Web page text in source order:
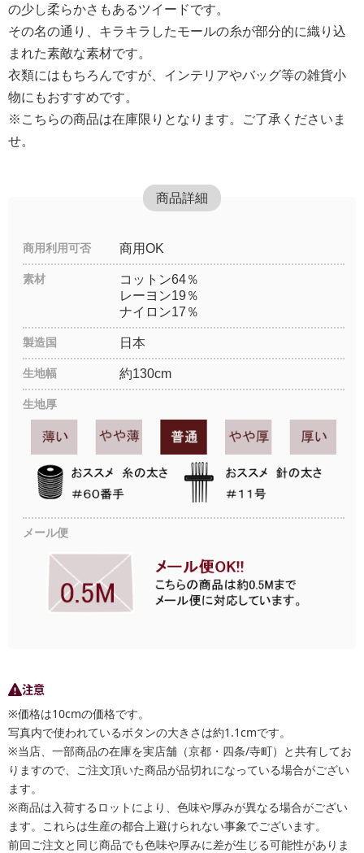
の少し柔らかさもあるツイードです。
その名の通り、キラキラしたモールの糸が部分的に織り込
まれた素敵な素材です。
衣類にはもちろんですが、インテリアやバッグ等の雑貨小
物にもおすすめです。
※こちらの商品は在庫限りとなります。ご了承くださいま
せ。
商品詳細
商用利用可否 商用OK
素材
コットン64％
レーヨン19％
ナイロン17％
製造国 日本
生地幅 約130cm
生地厚
メール便
注意
※価格は10cmの価格です。
写真内で使われているボタンの大きさは約1.1cmです。
※当店、一部商品の在庫を実店舗（京都・四条/寺町）と共有してお
りますので、ご注文頂いた商品が品切れになっている場合がござい
ます。
※商品は入荷するロットにより、色味や厚みが異なる場合がござい
ます。これらは生産の都合上避けられない事象でございます。
前回ご注文と同じ商品でも色味や厚みに差が生じる可能性がありま